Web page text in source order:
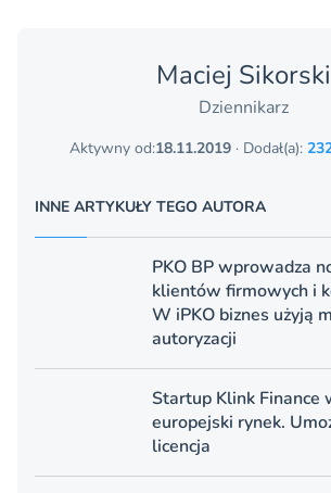
Maciej Sikorski
Dziennikarz
Aktywny od:18.11.2019 · Dodał(a):
INNE ARTYKUŁY TEGO AUTORA
PKO BP wprowadza
klientów firmowych i
W iPKO biznes użyją
autoryzacji
Startup Klink Finance
europejski rynek.
licencja